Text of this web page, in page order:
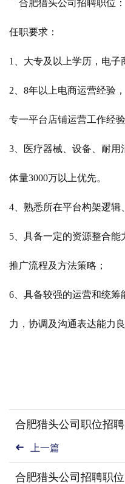
任职要求：
1、大专及以上学历，电子
2、8年以上电商运营经验
专一平台店铺运营工作经验
3、医疗器械、设备、耐
体量3000万以上优先。
4、熟悉所在平台构架逻辑
5、具备一定的资源整合
推广流程及方法策略；
6、具备较强的运营和统
力，协调及沟通表达能力良
上一篇
合肥猎头公司职位招
合肥猎头公司招聘职